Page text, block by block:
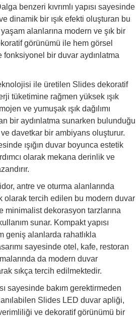
benzeri kıvrımlı yapısı sayesinde
dinamik bir ışık efekti oluşturan bu
alanlarına modern ve şık bir
görünümü ile hem görsel
fonksiyonel bir duvar aydınlatma
ile üretilen Slides dekoratif
tüketimine rağmen yüksek ışık
ve yumuşak ışık dağılımı
bir aydınlatma sunarken bulunduğu
davetkar bir ambiyans oluşturur.
ışığın duvar boyunca estetik
olarak mekana derinlik ve
antre ve oturma alanlarında
olarak tercih edilen bu modern duvar
minimalist dekorasyon tarzlarına
sunar. Kompakt yapısı
geniş alanlarda rahatlıkla
sayesinde otel, kafe, restoran
da modern duvar
sıkça tercih edilmektedir.
sayesinde bakım gerektirmeden
Slides LED duvar apliği,
ve dekoratif görünümü bir